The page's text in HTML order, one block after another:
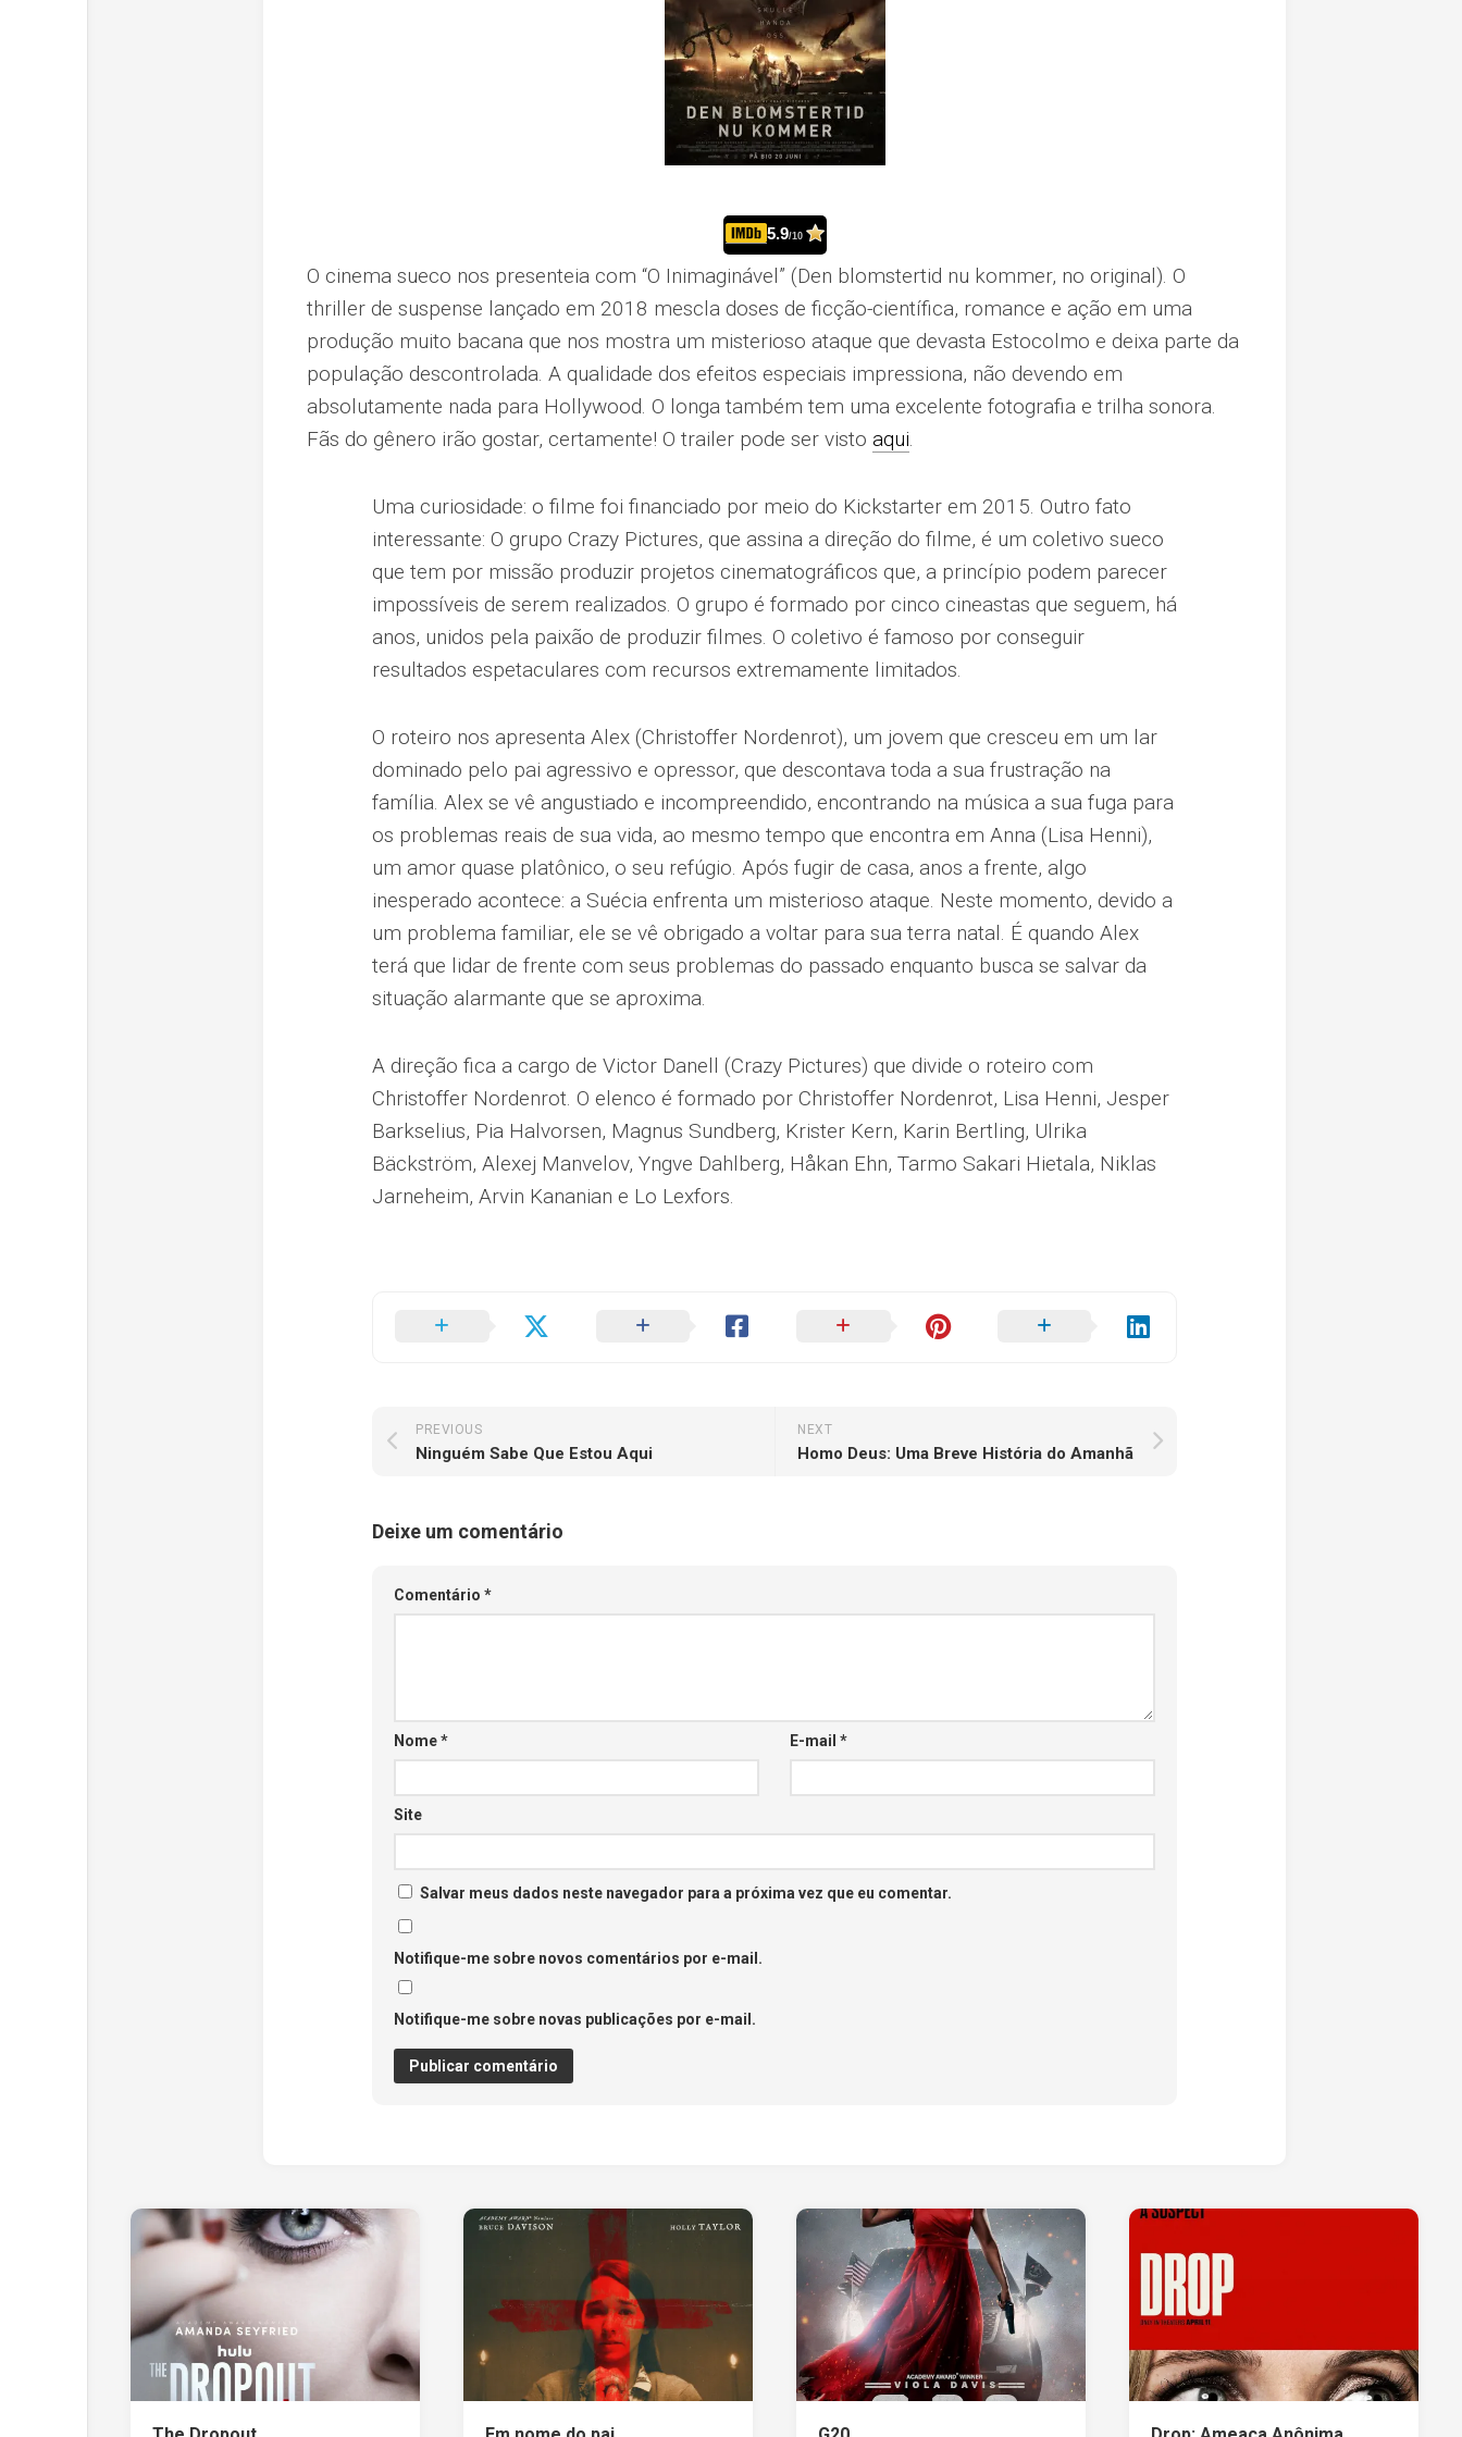
5.9/10
O cinema sueco nos presenteia com “O Inimaginável” (Den blomstertid nu kommer, no original). O
thriller de suspense lançado em 2018 mescla doses de ficção-científica, romance e ação em uma
produção muito bacana que nos mostra um misterioso ataque que devasta Estocolmo e deixa parte da
população descontrolada. A qualidade dos efeitos especiais impressiona, não devendo em
absolutamente nada para Hollywood. O longa também tem uma excelente fotografia e trilha sonora.
Fãs do gênero irão gostar, certamente! O trailer pode ser visto aqui.
Uma curiosidade: o filme foi financiado por meio do Kickstarter em 2015. Outro fato
interessante: O grupo Crazy Pictures, que assina a direção do filme, é um coletivo sueco
que tem por missão produzir projetos cinematográficos que, a princípio podem parecer
impossíveis de serem realizados. O grupo é formado por cinco cineastas que seguem, há
anos, unidos pela paixão de produzir filmes. O coletivo é famoso por conseguir
resultados espetaculares com recursos extremamente limitados.
O roteiro nos apresenta Alex (Christoffer Nordenrot), um jovem que cresceu em um lar
dominado pelo pai agressivo e opressor, que descontava toda a sua frustração na
família. Alex se vê angustiado e incompreendido, encontrando na música a sua fuga para
os problemas reais de sua vida, ao mesmo tempo que encontra em Anna (Lisa Henni),
um amor quase platônico, o seu refúgio. Após fugir de casa, anos a frente, algo
inesperado acontece: a Suécia enfrenta um misterioso ataque. Neste momento, devido a
um problema familiar, ele se vê obrigado a voltar para sua terra natal. É quando Alex
terá que lidar de frente com seus problemas do passado enquanto busca se salvar da
situação alarmante que se aproxima.
A direção fica a cargo de Victor Danell (Crazy Pictures) que divide o roteiro com
Christoffer Nordenrot. O elenco é formado por Christoffer Nordenrot, Lisa Henni, Jesper
Barkselius, Pia Halvorsen, Magnus Sundberg, Krister Kern, Karin Bertling, Ulrika
Bäckström, Alexej Manvelov, Yngve Dahlberg, Håkan Ehn, Tarmo Sakari Hietala, Niklas
Jarneheim, Arvin Kananian e Lo Lexfors.
NEXT
Homo Deus: Uma Breve História do Amanhã
PREVIOUS
Ninguém Sabe Que Estou Aqui
Deixe um comentário
Comentário *
Nome* E-mail *
Site
Salvar meus dados neste navegador para a próxima vez que eu comentar.
Notifique-me sobre novos comentários por e-mail.
Notifique-me sobre novas publicações por e-mail.